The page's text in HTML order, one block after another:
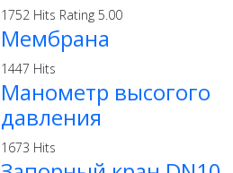
1752 Hits Rating 5.00
Мембрана
1447 Hits
Манометр высогого
давления
1673 Hits